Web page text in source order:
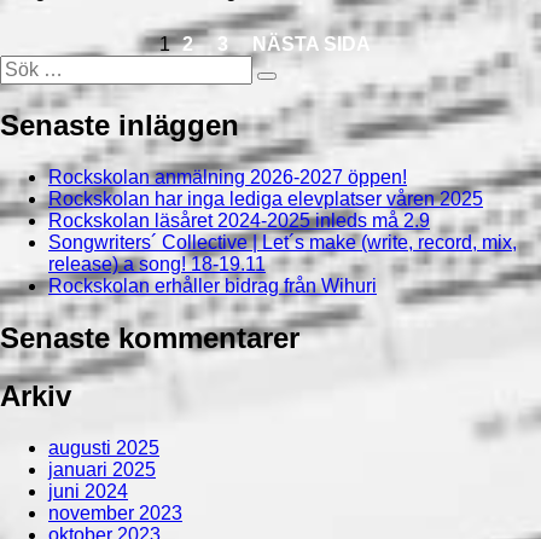
Inläggsnavigering
Sida
1 SIDA
2 SIDA
3
NÄSTA SIDA
Sök
efter:
Sök
Senaste inläggen
Rockskolan anmälning 2026-2027 öppen!
Rockskolan har inga lediga elevplatser våren 2025
Rockskolan läsåret 2024-2025 inleds må 2.9
Songwriters´ Collective | Let´s make (write, record, mix,
release) a song! 18-19.11
Rockskolan erhåller bidrag från Wihuri
Senaste kommentarer
Arkiv
augusti 2025
januari 2025
juni 2024
november 2023
oktober 2023